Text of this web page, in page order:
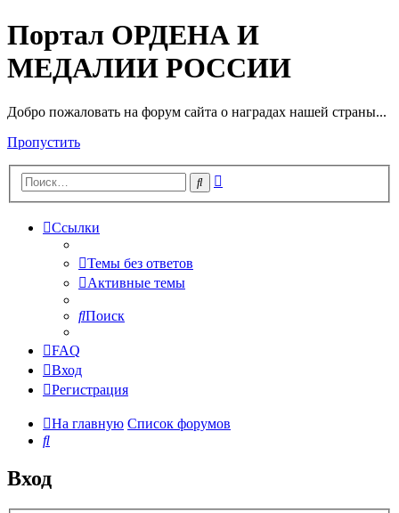
Портал ОРДЕНА И
МЕДАЛИИ РОССИИ
Добро пожаловать на форум сайта о наградах нашей страны...
Пропустить
Поиск
Ссылки
Темы без ответов
Активные темы
Поиск
FAQ
Вход
Регистрация
На главную Список форумов
Поиск
Вход